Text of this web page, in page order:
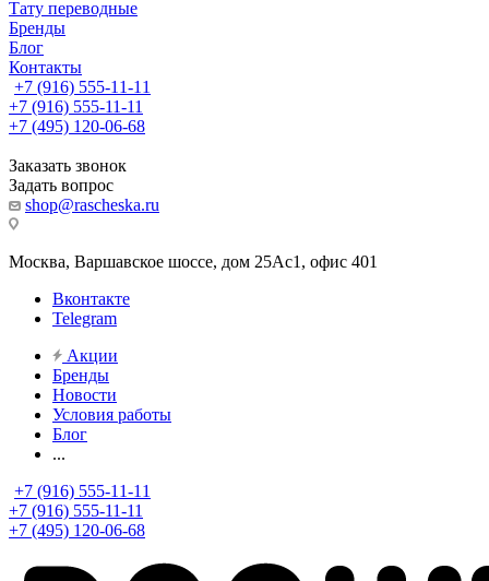
Тату переводные
Бренды
Блог
Контакты
+7 (916) 555-11-11
+7 (916) 555-11-11
+7 (495) 120-06-68
Заказать звонок
Задать вопрос
shop@rascheska.ru
Москва, Варшавское шоссе, дом 25Аc1, офис 401
Вконтакте
Telegram
Акции
Бренды
Новости
Условия работы
Блог
...
+7 (916) 555-11-11
+7 (916) 555-11-11
+7 (495) 120-06-68